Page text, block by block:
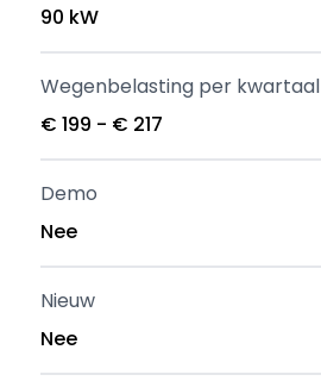
90 kW
Wegenbelasting per kwartaal
€ 199 - € 217
Demo
Nee
Nieuw
Nee